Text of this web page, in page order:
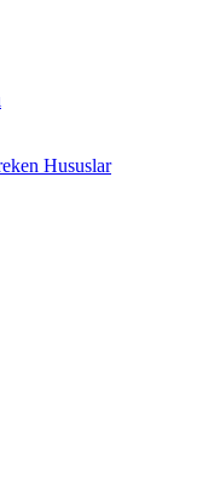
Hususlar